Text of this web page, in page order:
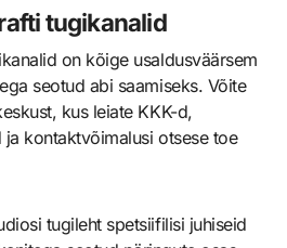
tugikanalid
on kõige usaldusväärsem
seotud abi saamiseks. Võite
kus leiate KKK-d,
kontaktvõimalusi otsese toe
tugileht spetsiifilisi juhiseid